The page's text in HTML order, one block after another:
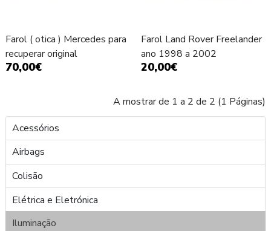
Acessórios
Airbags
Colisão
Elétrica e Eletrónica
Iluminação
Farol ( otica ) Mercedes para
recuperar original
70,00€
Farol Land Rover Freelander
ano 1998 a 2002
20,00€
A mostrar de 1 a 2 de 2 (1 Páginas)